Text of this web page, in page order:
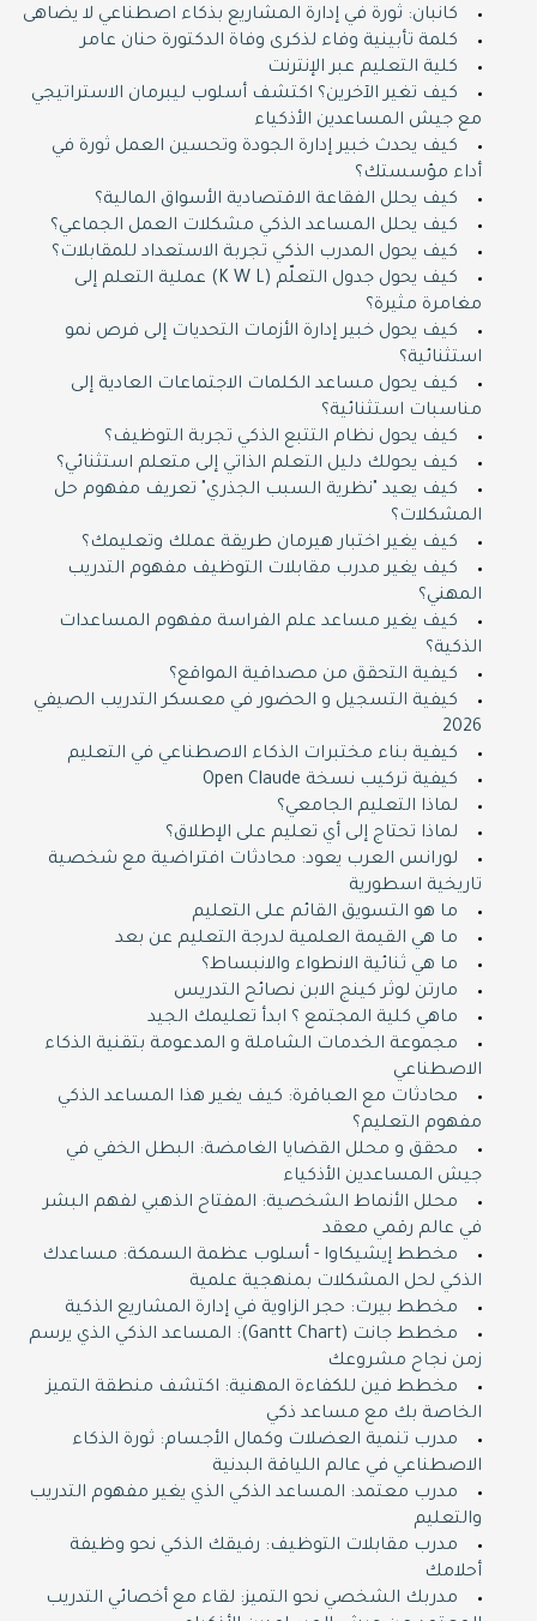
كانبان: ثورة في إدارة المشاريع بذكاء اصطناعي لا يضاهى
كلمة تأبينية وفاء لذكرى وفاة الدكتورة حنان عامر
كلية التعليم عبر الإنترنت
كيف تغير الآخرين؟ اكتشف أسلوب ليبرمان الاستراتيجي
مع جيش المساعدين الأذكياء
كيف يحدث خبير إدارة الجودة وتحسين العمل ثورة في
أداء مؤسستك؟
كيف يحلل الفقاعة الاقتصادية الأسواق المالية؟
كيف يحلل المساعد الذكي مشكلات العمل الجماعي؟
كيف يحول المدرب الذكي تجربة الاستعداد للمقابلات؟
كيف يحول جدول التعلّم (K W L) عملية التعلم إلى
مغامرة مثيرة؟
كيف يحول خبير إدارة الأزمات التحديات إلى فرص نمو
استثنائية؟
كيف يحول مساعد الكلمات الاجتماعات العادية إلى
مناسبات استثنائية؟
كيف يحول نظام التتبع الذكي تجربة التوظيف؟
كيف يحولك دليل التعلم الذاتي إلى متعلم استثنائي؟
كيف يعيد "نظرية السبب الجذري" تعريف مفهوم حل
المشكلات؟
كيف يغير اختبار هيرمان طريقة عملك وتعليمك؟
كيف يغير مدرب مقابلات التوظيف مفهوم التدريب
المهني؟
كيف يغير مساعد علم الفراسة مفهوم المساعدات
الذكية؟
كيفية التحقق من مصداقية المواقع؟
كيفية التسجيل و الحضور في معسكر التدريب الصيفي
2026
كيفية بناء مختبرات الذكاء الاصطناعي في التعليم
كيفية تركيب نسخة Open Claude
لماذا التعليم الجامعي؟
لماذا تحتاج إلى أي تعليم على الإطلاق؟
لورانس العرب يعود: محادثات افتراضية مع شخصية
تاريخية اسطورية
ما هو التسويق القائم على التعليم
ما هي القيمة العلمية لدرجة التعليم عن بعد
ما هي ثنائية الانطواء والانبساط؟
مارتن لوثر كينج الابن نصائح التدريس
ماهي كلية المجتمع ؟ ابدأ تعليمك الجيد
مجموعة الخدمات الشاملة و المدعومة بتقنية الذكاء
الاصطناعي
محادثات مع العباقرة: كيف يغير هذا المساعد الذكي
مفهوم التعليم؟
محقق و محلل القضايا الغامضة: البطل الخفي في
جيش المساعدين الأذكياء
محلل الأنماط الشخصية: المفتاح الذهبي لفهم البشر
في عالم رقمي معقد
مخطط إيشيكاوا - أسلوب عظمة السمكة: مساعدك
الذكي لحل المشكلات بمنهجية علمية
مخطط بيرت: حجر الزاوية في إدارة المشاريع الذكية
مخطط جانت (Gantt Chart): المساعد الذكي الذي يرسم
زمن نجاح مشروعك
مخطط فين للكفاءة المهنية: اكتشف منطقة التميز
الخاصة بك مع مساعد ذكي
مدرب تنمية العضلات وكمال الأجسام: ثورة الذكاء
الاصطناعي في عالم اللياقة البدنية
مدرب معتمد: المساعد الذكي الذي يغير مفهوم التدريب
والتعليم
مدرب مقابلات التوظيف: رفيقك الذكي نحو وظيفة
أحلامك
مدربك الشخصي نحو التميز: لقاء مع أخصائي التدريب